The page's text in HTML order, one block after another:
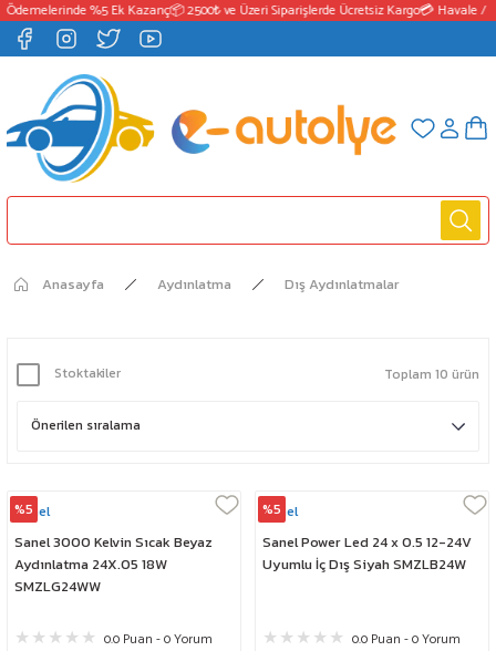
%5 Ek Kazanç📦 2500₺ ve Üzeri Siparişlerde Ücretsiz Kargo💳 Havale /
Anasayfa Aydınlatma Dış Aydınlatmalar
Stoktakiler Toplam 10 ürün
%5
Sanel
Sanel 3000 Kelvin Sıcak Beyaz
Aydınlatma 24X.05 18W
SMZLG24WW
0.0 Puan - 0 Yorum
%5
Sanel
Sanel Power Led 24 x 0.5 12-24V
Uyumlu İç Dış Siyah SMZLB24W
0.0 Puan - 0 Yorum